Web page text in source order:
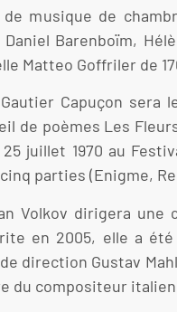
de musique de
Barenboïm,
Matteo Goffriler de
Capuçon
de poèmes Les
juillet 1970 au
parties (Enigme,
Volkov dirigera une
en 2005, elle a été
direction Gustav
du compositeur